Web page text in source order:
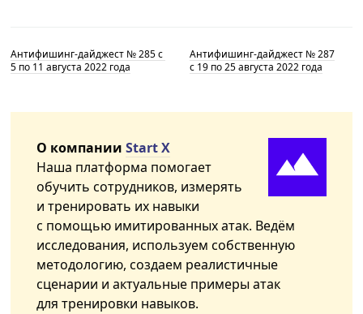
Антифишинг-дайджест № 285 с
5 по 11 августа 2022 года
Антифишинг-дайджест № 287
с 19 по 25 августа 2022 года
О компанииStart X
Наша платформа помогает
обучить сотрудников, измерять
и тренировать их навыки
с помощью имитированных атак. Ведём
исследования, используем собственную
методологию, создаем реалистичные
сценарии и актуальные примеры атак
для тренировки навыков.